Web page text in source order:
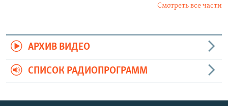
Смотреть все части
АРХИВ ВИДЕО
СПИСОК РАДИОПРОГРАММ